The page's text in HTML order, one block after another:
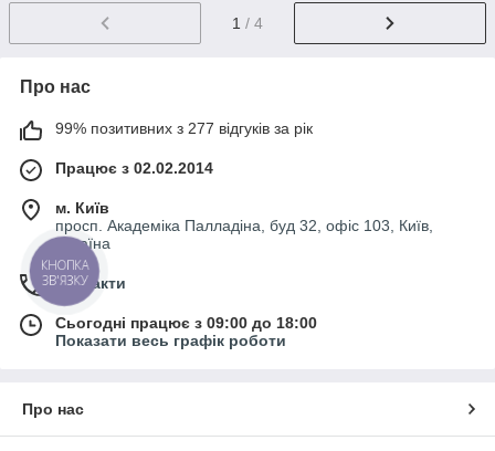
1 / 4
Про нас
99% позитивних з 277 відгуків за рік
Працює з 02.02.2014
м. Київ
просп. Академіка Палладіна, буд 32, офіс 103, Київ,
Україна
Контакти
Сьогодні працює з 09:00 до 18:00
Показати весь графік роботи
Про нас
КНОПКА
ЗВ'ЯЗКУ